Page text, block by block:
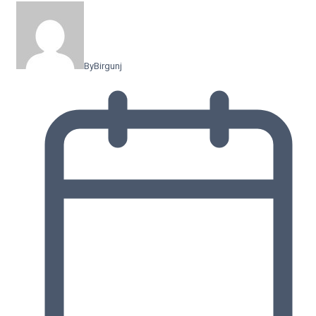
ByBirgunj